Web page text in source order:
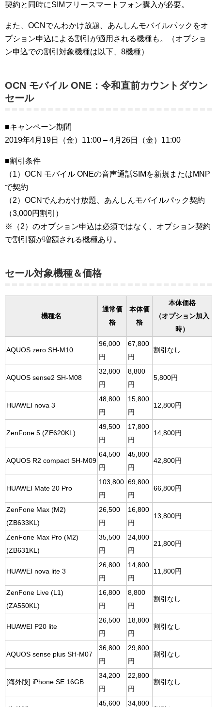
契約と同時にSIMフリースマートフォン購入が必要。
また、OCNでんわかけ放題、あんしんモバイルパックをオ
プション申込による割引が適用される機種も。（オプショ
ン申込での割引対象機種は以下、8機種）
OCN モバイル ONE：令和直前カウントダウン
セール
■キャンペーン期間
2019年4月19日（金）11:00 – 4月26日（金）11:00
■割引条件
（1）OCN モバイル ONEの音声通話SIMを新規またはMNP
で契約
（2）OCNでんわかけ放題、あんしんモバイルパック契約
（3,000円割引）
※（2）のオプション申込は必須ではなく、オプション契約
で割引額が増額される機種あり。
セール対象機種＆価格
機種名
通常価
格
本体価
格
本体価格
（オプション加入
時）
AQUOS zero SH-M10
96,000
円
67,800
円
割引なし
AQUOS sense2 SH-M08
32,800
円
8,800
円
5,800円
HUAWEI nova 3
48,800
円
15,800
円
12,800円
ZenFone 5 (ZE620KL)
49,500
円
17,800
円
14,800円
AQUOS R2 compact SH-M09
64,500
円
45,800
円
42,800円
HUAWEI Mate 20 Pro
103,800
円
69,800
円
66,800円
ZenFone Max (M2)
(ZB633KL)
26,500
円
16,800
円
13,800円
ZenFone Max Pro (M2)
(ZB631KL)
35,500
円
24,800
円
21,800円
HUAWEI nova lite 3
26,800
円
14,800
円
11,800円
ZenFone Live (L1)
(ZA550KL)
16,800
円
8,800
円
割引なし
HUAWEI P20 lite
26,500
円
18,800
円
割引なし
AQUOS sense plus SH-M07
36,800
円
29,800
円
割引なし
[海外版] iPhone SE 16GB
34,200
円
22,800
円
割引なし
45,600
34,800